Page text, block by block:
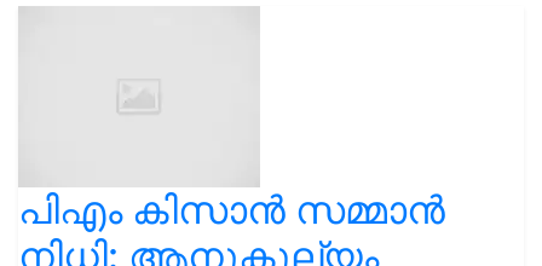
പിഎം കിസാൻ സമ്മാൻ
നിധി: ആനുകൂല്യം